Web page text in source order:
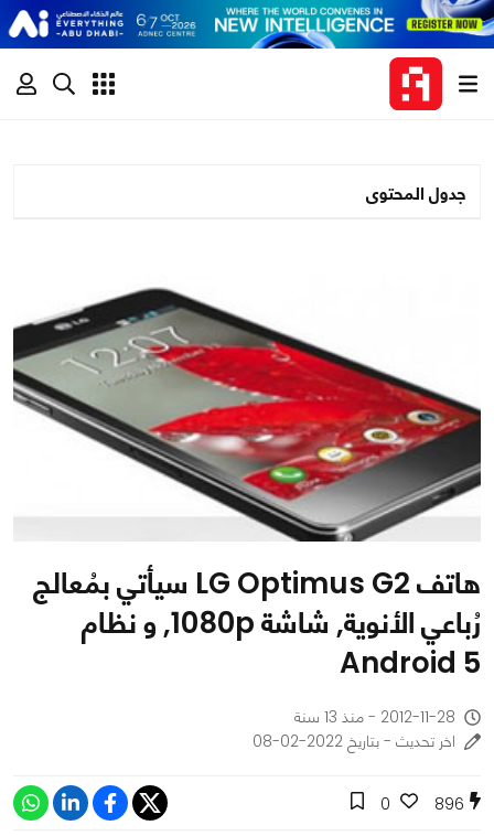
جدول المحتوى
هاتف LG Optimus G2 سيأتي بمُعالج
رُباعي الأنوية, شاشة 1080p, و نظام
Android 5
2012-11-28 - منذ 13 سنة
اخر تحديث - بتاريخ 2022-02-08
896
0